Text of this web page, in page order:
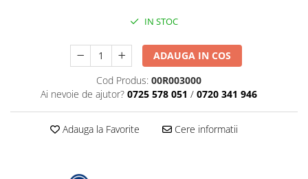
IN STOC
ADAUGA IN COS
Cod Produs: 00R003000
Ai nevoie de ajutor? 0725 578 051 / 0720 341 946
Adauga la Favorite Cere informatii